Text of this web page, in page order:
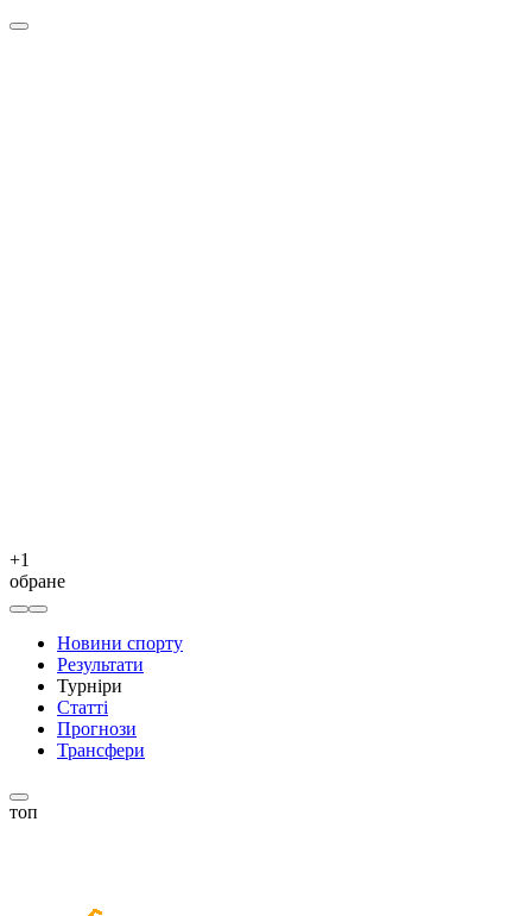
+1
обране
Новини спорту
Результати
Турніри
Статті
Прогнози
Трансфери
топ